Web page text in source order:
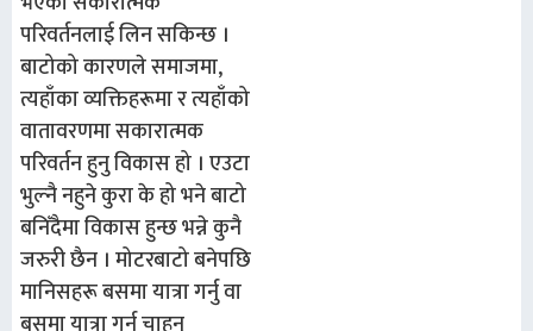
परिवर्तनलाई लिन सकिन्छ ।
बाटोको कारणले समाजमा,
त्यहाँका व्यक्तिहरूमा र त्यहाँको
वातावरणमा सकारात्मक
परिवर्तन हुनु विकास हो । एउटा
भुल्नै नहुने कुरा के हो भने बाटो
बनिँदैमा विकास हुन्छ भन्ने कुनै
जरुरी छैन । मोटरबाटो बनेपछि
मानिसहरू बसमा यात्रा गर्नु वा